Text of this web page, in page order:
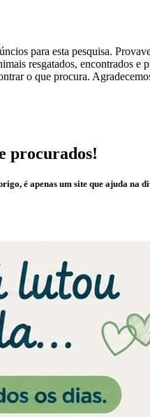
para esta pesquisa.
resgatados, encontrados
o que procura.
procurados!
é apenas um site que ajuda